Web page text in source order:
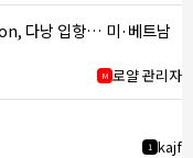
다낭 입항… 미·베트남
M 로얄 관리자
1 kajf